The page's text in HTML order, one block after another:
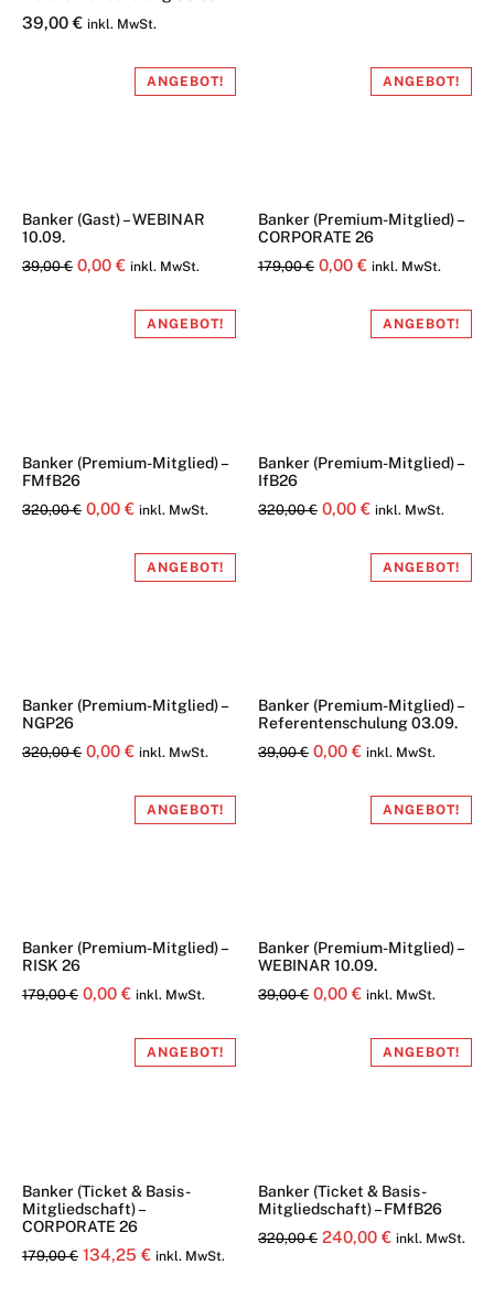
39,00 € inkl. MwSt.
ANGEBOT!
Banker (Gast) – WEBINAR
10.09.
39,00€ Ursprünglicher
0,00 €Aktueller
inkl. MwSt.
ANGEBOT!
Banker (Premium-Mitglied) –
CORPORATE 26
179,00€ Ursprünglicher
0,00 €Aktueller
ist:
inkl. MwSt.
ANGEBOT!
Banker (Premium-Mitglied) –
FMfB26
320,00€ Ursprünglicher
0,00 €Aktueller
ist:
inkl. MwSt.
ANGEBOT!
Banker (Premium-Mitglied) –
IfB26
320,00€ Ursprünglicher
0,00 €Aktueller
ist:
inkl. MwSt.
ANGEBOT!
Banker (Premium-Mitglied) –
NGP26
320,00€ Ursprünglicher
0,00 €Aktueller
ist:
inkl. MwSt.
ANGEBOT!
Banker (Premium-Mitglied) –
Referentenschulung 03.09.
39,00€ Ursprünglicher
0,00 €Aktueller
inkl. MwSt.
ANGEBOT!
Banker (Premium-Mitglied) –
RISK 26
179,00€ Ursprünglicher
0,00 €Aktueller
ist:
inkl. MwSt.
ANGEBOT!
Banker (Premium-Mitglied) –
WEBINAR 10.09.
39,00€ Ursprünglicher
0,00 €Aktueller
inkl. MwSt.
ANGEBOT!
Banker (Ticket & Basis-
Mitgliedschaft) –
CORPORATE 26
179,00€ Ursprünglicher
134,25 €Aktueller
inkl. MwSt.
ANGEBOT!
Banker (Ticket & Basis-
Mitgliedschaft) – FMfB26
320,00€ Ursprünglicher
240,00 €Aktueller
inkl. MwSt.